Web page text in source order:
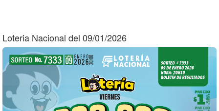
Loteria Nacional del 09/01/2026